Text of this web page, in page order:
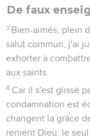
De faux
3 Bien-aimés, plein
salut commun, j'ai
exhorter à
aux saints.
4 Car il s'est glissé
condamnation est
changent la grâce
renient Dieu, le